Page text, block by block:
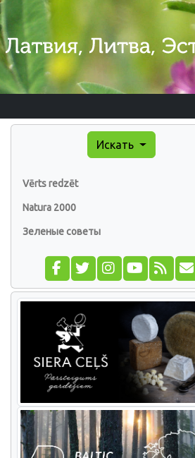
Искать
Vērts redzēt
Natura 2000
Зеленые советы